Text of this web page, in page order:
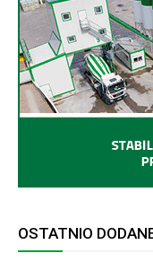
OSTATNIO